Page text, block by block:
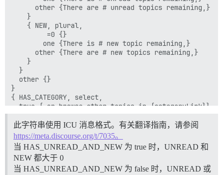
      other {There are # unread topics remaining,}
    }
    { NEW, plural,
         =0 {}
        one {There is # new topic remaining,}
      other {There are # new topics remaining,}
    }
  }
  other {}
}
{ HAS_CATEGORY, select,
  true { or browse other topics in {categoryLink}}
  other {}
此字符串使用 ICU 消息格式。有关翻译指南，请参阅
https://meta.discourse.org/t/7035。
当 HAS_UNREAD_AND_NEW 为 true 时，UNREAD 和
NEW 都大于 0
当 HAS_UNREAD_AND_NEW 为 false 时，UNREAD 或